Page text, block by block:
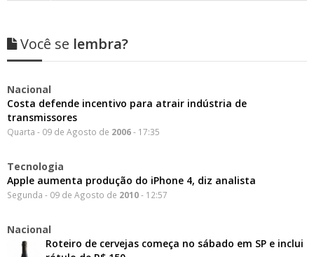
Você se lembra?
Nacional
Costa defende incentivo para atrair indústria de
transmissores
Quarta - 09 de Agosto de 2006- 17:35
Tecnologia
Apple aumenta produção do iPhone 4, diz analista
Segunda - 09 de Agosto de 2010- 12:57
Nacional
Roteiro de cervejas começa no sábado em SP e inclui